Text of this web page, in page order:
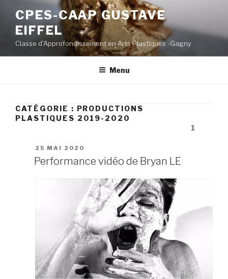
contenu
principal
CPES-CAAP GUSTAVE
EIFFEL
Classe d'Approfondissement en Arts Plastiques -Gagny
Menu
CATÉGORIE : PRODUCTIONS
PLASTIQUES 2019-2020
PUBLIÉ
LE
25 MAI 2020
Performance vidéo de Bryan LE
Pagination
publications
1